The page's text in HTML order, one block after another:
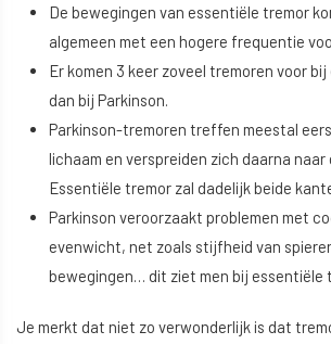
De bewegingen van essentiële tremor
algemeen met een hogere frequentie
Er komen 3 keer zoveel tremoren voor
dan bij Parkinson.
Parkinson-tremoren treffen meestal
lichaam en verspreiden zich daarna naar
Essentiële tremor zal dadelijk beide
Parkinson veroorzaakt problemen met
evenwicht, net zoals stijfheid van
bewegingen… dit ziet men bij essentiële
Je merkt dat niet zo verwonderlijk is dat